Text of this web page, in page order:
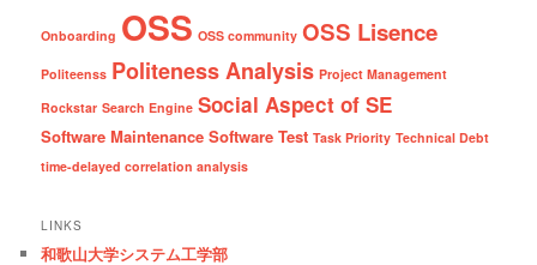
Onboarding OSS OSS community OSS Lisence
Politeenss Politeness Analysis Project Management
Rockstar Search Engine Social Aspect of SE
Software Maintenance Software Test Task Priority Technical Debt
time-delayed correlation analysis
LINKS
和歌山大学システム工学部